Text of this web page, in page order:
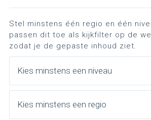
Stel minstens één regio en één
passen dit toe als kijkfilter op de
zodat je de gepaste inhoud ziet.
Kies minstens een niveau
Kies minstens een regio